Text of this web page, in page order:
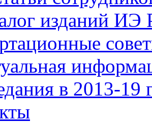
изданий ИЭ
в 2013-19